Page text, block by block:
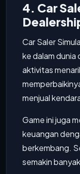
4. Car
Car Saler
ke dalam dunia
aktivitas
menjual
Game ini juga
keuangan
berkembang.
semakin